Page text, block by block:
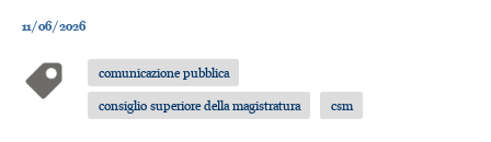
11/06/2026
comunicazione pubblica
consiglio superiore della magistratura
csm